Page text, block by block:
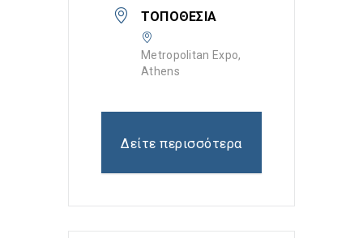
ΤΟΠΟΘΕΣΊΑ
Metropolitan Expo,
Athens
Δείτε περισσότερα